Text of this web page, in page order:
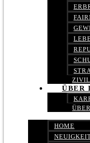
ÜBER
HOME